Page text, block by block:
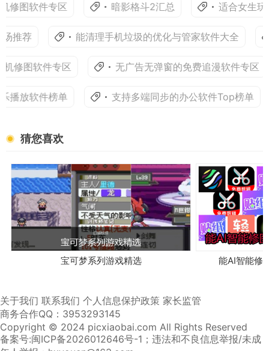
图软件专区 暗影格斗2汇总 适合女生玩
推荐 能清理手机垃圾的优化与管家软件大全
修图软件专区 无广告无弹窗的免费追漫软件专区
放软件榜单 支持多端同步的办公软件Top榜单
猜您喜欢
宝可梦系列游戏精选 能AI智能修
关于我们 联系我们 个人信息保护政策 家长监管
商务合作QQ：3953293145
Copyright © 2024 picxiaobai.com All Rights Reserved
备案号:闽ICP备2026012646号-1 ；违法和不良信息举报/未成